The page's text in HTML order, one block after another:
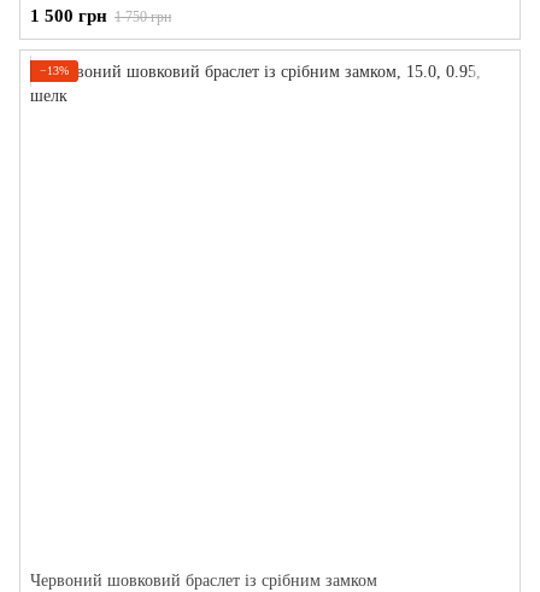
1 500 грн 1 750 грн
−13%
Червоний шовковий браслет із срібним замком